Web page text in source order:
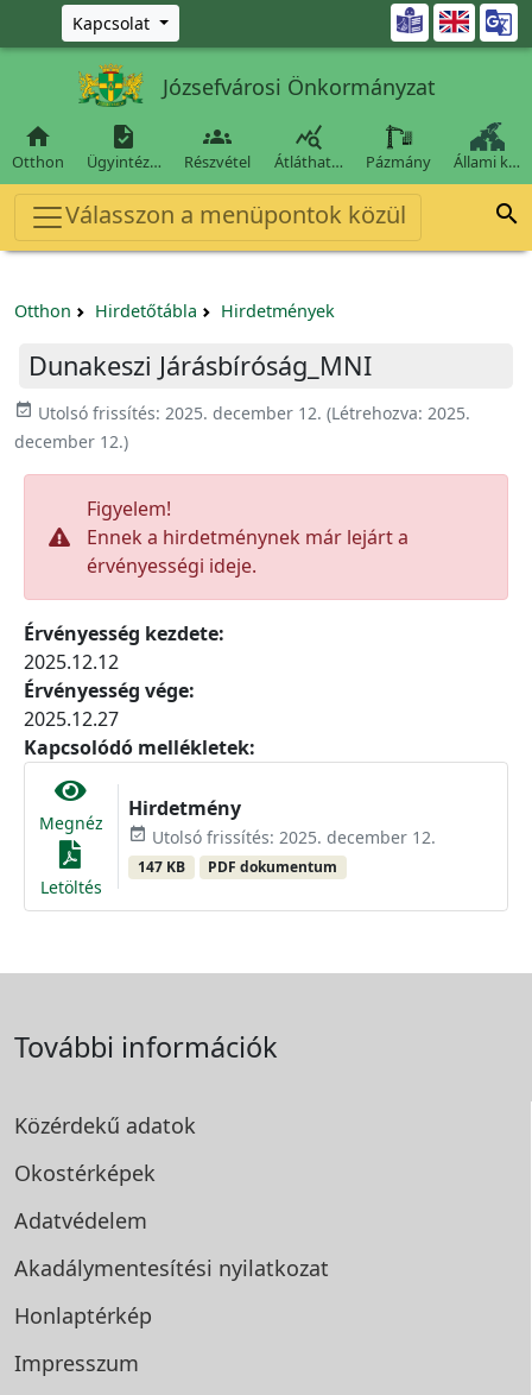
Ugrás a fő tartalomra
Kapcsolat 
Józsefvárosi Önkormányzat

Otthon

Ügyintéz…

Részvétel

Átláthat… Pázmány Állami k…
Válasszon a menüpontok közül 
Otthon Hirdetőtábla Hirdetmények
Dunakeszi Járásbíróság_MNI
event_available Utolsó frissítés: 2025. december 12. (Létrehozva: 2025.
december 12.)
Figyelem!
Ennek a hirdetménynek már lejárt a
érvényességi ideje.
Érvényesség kezdete:
2025.12.12
Érvényesség vége:
2025.12.27
Kapcsolódó mellékletek:
Megnéz
Letöltés
Hirdetmény
event_available Utolsó frissítés: 2025. december 12.
147 KB PDF dokumentum
További információk
Közérdekű adatok
Okostérképek
Adatvédelem
Akadálymentesítési nyilatkozat
Honlaptérkép
Impresszum